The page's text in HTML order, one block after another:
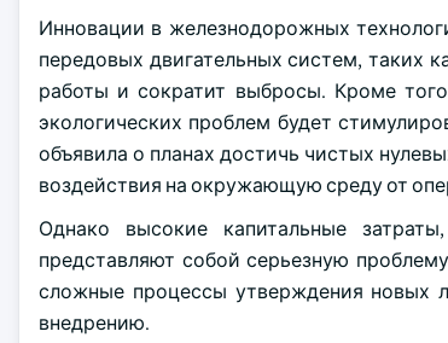
Инновации в железнодорожных
передовых двигательных систем, таких
работы и сократит выбросы. Кроме
экологических проблем будет
объявила о планах достичь чистых
воздействия на окружающую среду от
Однако высокие капитальные
представляют собой серьезную
сложные процессы утверждения новых
внедрению.